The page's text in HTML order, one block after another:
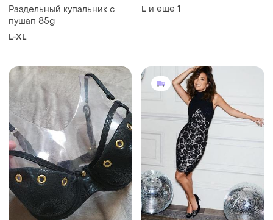
Раздельный купальник с
пушап 85g
L-XL
L и еще 1